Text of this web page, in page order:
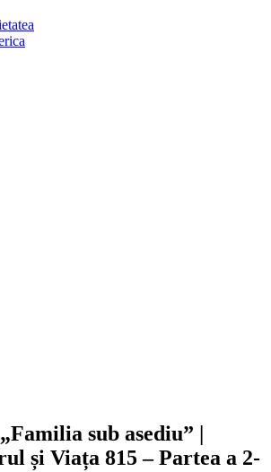
sub asediu” |
și Viața 815 – Partea a 2-